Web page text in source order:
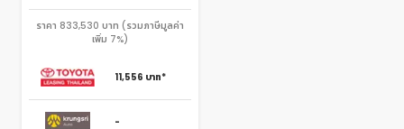
ราคา 833,530 บาท (รวมภาษีมูลค่า
เพิ่ม 7%)
11,556 บาท*
-